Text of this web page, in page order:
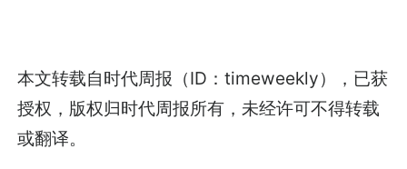
本文转载自时代周报（ID：timeweekly），已获
授权，版权归时代周报所有，未经许可不得转载
或翻译。